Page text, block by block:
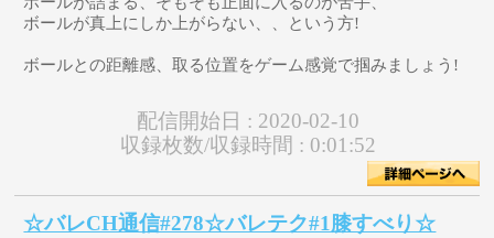
ボールが真上にしか上がらない、、という方!
ボールとの距離感、取る位置をゲーム感覚で掴みましょう!
配信開始日 : 2020-02-10
収録枚数/収録時間 : 0:01:52
☆バレCH通信#278☆バレテク#1膝すべり☆